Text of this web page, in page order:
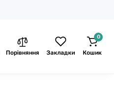
Порівняння Закладки
0
Кошик